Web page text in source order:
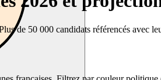
de 50 000 candidats référencés avec